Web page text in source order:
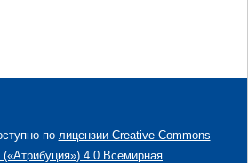
по лицензии Creative Commons
4.0 Всемирная